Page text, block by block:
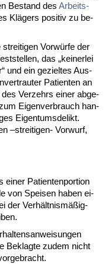
Be­stand des Ar­beits­
Klägers po­si­tiv zu be­
Vorwürfe der
das „kei­ner­lei
und ein ge­ziel­tes Aus­
Pa­ti­en­ten an
des Ver­zehrs ei­ner ab­ge­
Ei­gen­ver­brauch han­
Ei­gen­tums­de­likt.
–strei­ti­gen- Vor­wurf,
ei­ner Pa­ti­en­ten­por­ti­on
von Spei­sen ha­ben ei­
der Verhält­nismäßig­
Be­klag­te zu­dem nicht